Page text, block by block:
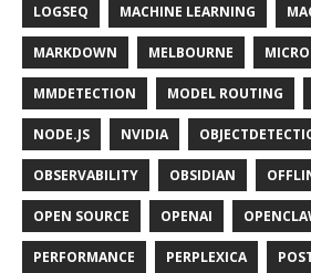
LOGSEQ MACHINE LEARNING
MARKDOWN MELBOURNE
MMDETECTION MODEL ROUTING
NODE.JS NVIDIA
OBSERVABILITY OBSIDIAN
OPEN SOURCE OPENAI
PERFORMANCE PERPLEXICA